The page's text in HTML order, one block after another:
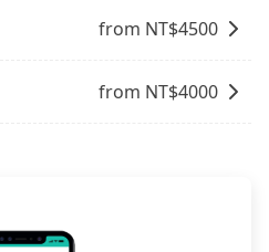
落地後直接與司機電話聯
已經在機場周邊，會盡快配
from NT$4500
from NT$4000